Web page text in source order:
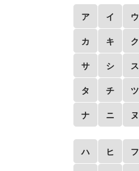
ア イ ウ
カ キ ク
サ シ ス
タ チ ツ
ナ ニ ヌ
ハ ヒ フ